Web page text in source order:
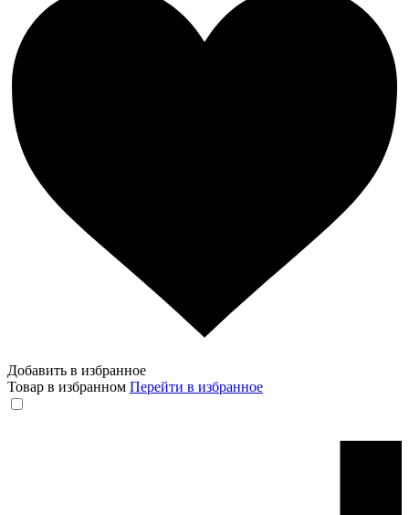
Добавить в избранное
Товар в избранном Перейти в избранное